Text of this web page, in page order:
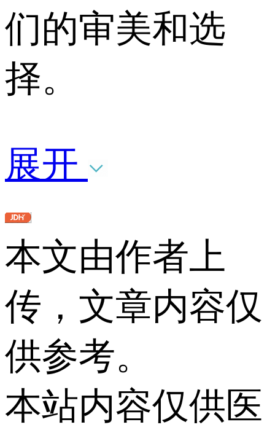
们的审美和选
择。
展开
本文由作者上
传，文章内容仅
供参考。
本站内容仅供医